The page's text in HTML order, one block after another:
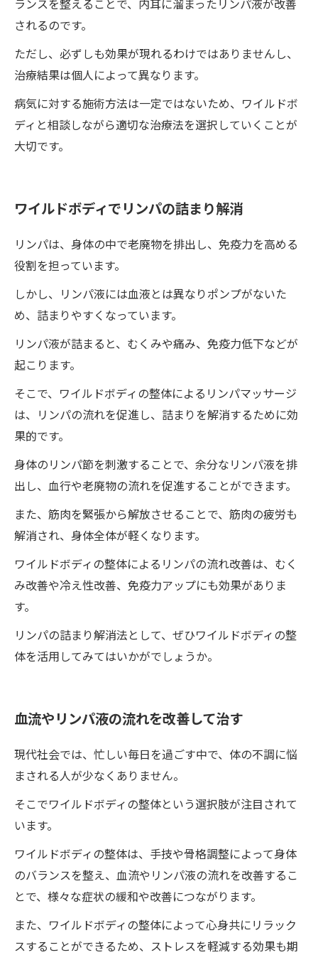
ランスを整えることで、内耳に溜まったリンパ液が改善
されるのです。
ただし、必ずしも効果が現れるわけではありませんし、
治療結果は個人によって異なります。
病気に対する施術方法は一定ではないため、ワイルドボ
ディと相談しながら適切な治療法を選択していくことが
大切です。
ワイルドボディでリンパの詰まり解消
リンパは、身体の中で老廃物を排出し、免疫力を高める
役割を担っています。
しかし、リンパ液には血液とは異なりポンプがないた
め、詰まりやすくなっています。
リンパ液が詰まると、むくみや痛み、免疫力低下などが
起こります。
そこで、ワイルドボディの整体によるリンパマッサージ
は、リンパの流れを促進し、詰まりを解消するために効
果的です。
身体のリンパ節を刺激することで、余分なリンパ液を排
出し、血行や老廃物の流れを促進することができます。
また、筋肉を緊張から解放させることで、筋肉の疲労も
解消され、身体全体が軽くなります。
ワイルドボディの整体によるリンパの流れ改善は、むく
み改善や冷え性改善、免疫力アップにも効果がありま
す。
リンパの詰まり解消法として、ぜひワイルドボディの整
体を活用してみてはいかがでしょうか。
血流やリンパ液の流れを改善して治す
現代社会では、忙しい毎日を過ごす中で、体の不調に悩
まされる人が少なくありません。
そこでワイルドボディの整体という選択肢が注目されて
います。
ワイルドボディの整体は、手技や骨格調整によって身体
のバランスを整え、血流やリンパ液の流れを改善するこ
とで、様々な症状の緩和や改善につながります。
また、ワイルドボディの整体によって心身共にリラック
スすることができるため、ストレスを軽減する効果も期